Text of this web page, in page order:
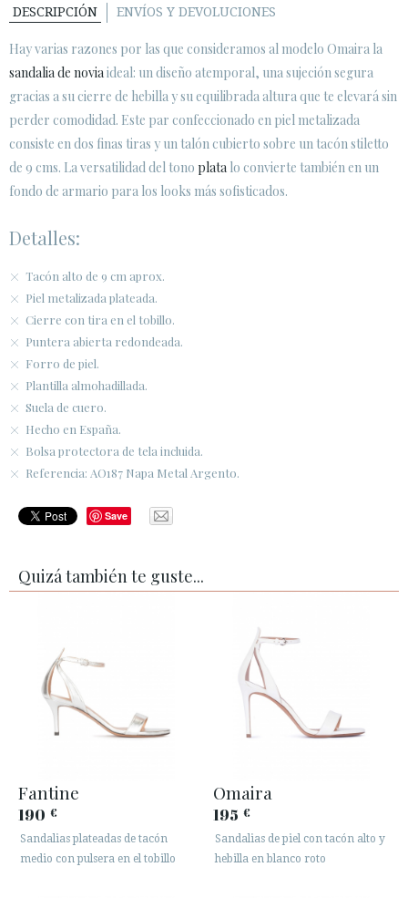
    
ÁREA DE CLIENTES B2B
SECURE WEB SSL CERTIFICATE © 2026 PURA LOPEZ
DESCRIPCIÓN ENVÍOS Y DEVOLUCIONES
Hay varias razones por las que consideramos al modelo Omaira la
sandalia de noviaideal: un diseño atemporal, una sujeción segura
gracias a su cierre de hebilla y su equilibrada altura que te elevará sin
perder comodidad. Este par confeccionado en piel metalizada
consiste en dos finas tiras y un talón cubierto sobre un tacón stiletto
de 9 cms. La versatilidad del tono plata lo convierte también en un
fondo de armario para los looks más sofisticados.
Detalles:
Tacón alto de 9 cm aprox.
Piel metalizada plateada.
Cierre con tira en el tobillo.
Puntera abierta redondeada.
Forro de piel.
Plantilla almohadillada.
Suela de cuero.
Hecho en España.
Bolsa protectora de tela incluida.
Referencia: AO187 Napa Metal Argento.
Save
Quizá también te guste...
Fantine
190 €
Sandalias plateadas de tacón
medio con pulsera en el tobillo
Omaira
195 €
Sandalias de piel con tacón alto y
hebilla en blanco roto